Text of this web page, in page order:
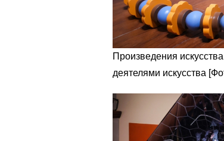
Произведения
деятелями искусства